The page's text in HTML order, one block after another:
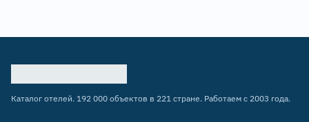
Каталог отелей. 192 000 объектов в 221 стране. Работаем с 2003 года.